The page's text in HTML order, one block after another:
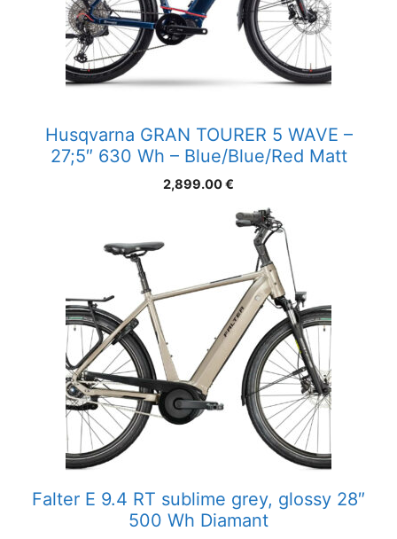
Husqvarna GRAN TOURER 5 WAVE –
27;5″ 630 Wh – Blue/Blue/Red Matt
2,899.00€
Falter E 9.4 RT sublime grey, glossy 28″
500 Wh Diamant